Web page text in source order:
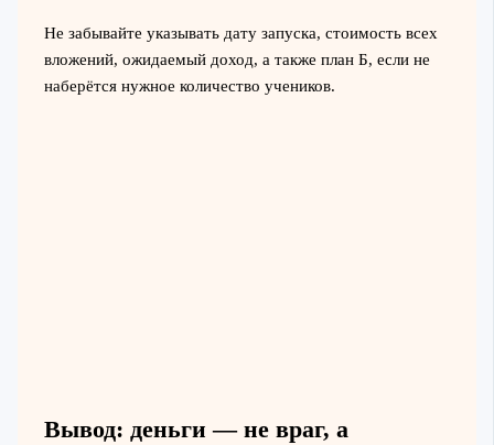
Не забывайте указывать дату запуска, стоимость всех
вложений, ожидаемый доход, а также план Б, если не
наберётся нужное количество учеников.
Вывод: деньги — не враг, а